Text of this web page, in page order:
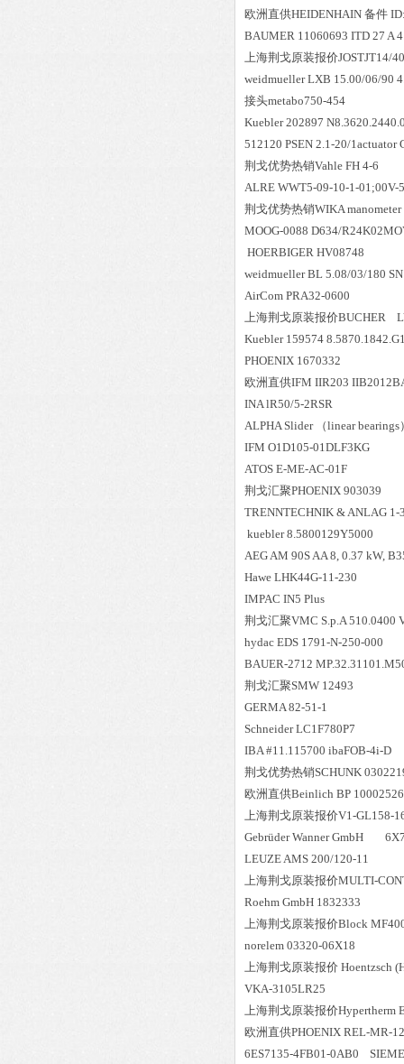
欧洲直供HEIDENHAIN 备件
BAUMER 11060693 ITD 27 A
上海荆戈原装报价JOSTJT14/
weidmueller LXB 15.00/06/90
接头metabo750-454
Kuebler 202897
512120 PSEN 2.1-20/1actuator
荆戈优势热销Vahle FH 4-6
ALRE WWT5-09-10-1-01;00V-
荆戈优势热销WIKA
MOOG-0088 D634/
HOERBIGER HV08748
weidmueller BL 5.08/03/180
AirCom PRA32-0600
上海荆戈原装报价BUCHER
Kuebler 159574
PHOENIX 1670332
欧洲直供IFM IIR203
INA lR50/5-2RSR
ALPHA Slider （linear
IFM O1D105-01DLF3KG
ATOS E-ME-AC-01F
荆戈汇聚PHOENIX 903039
TRENNTECHNIK & ANLAG 1-
kuebler 8.5800129Y5000
AEG AM 90S AA 8, 0.37 kW,
Hawe LHK44G-11-230
IMPAC IN5 Plus
荆戈汇聚VMC S.p.A 510.0400
hydac EDS 1791-N-250-000
BAUER-2712
荆戈汇聚SMW 12493
GERMA 82-51-1
Schneider LC1F780P7
IBA #11.115700 ibaFOB-4i-D
荆戈优势热销SCHUNK
欧洲直供Beinlich BP 10002526
上海荆戈原装报价V1-GL158-
Gebrüder Wanner GmbH
LEUZE AMS 200/120-11
上海荆戈原装报价MULTI-
Roehm GmbH 1832333
上海荆戈原装报价Block
norelem 03320-06X18
上海荆戈原装报价 Hoentzsch
VKA-3105LR25
上海荆戈原装报价
欧洲直供PHOENIX REL-MR-
6ES7135-4FB01-0AB0